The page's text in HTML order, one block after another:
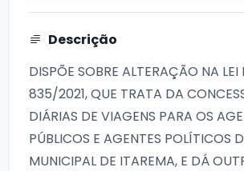
Descrição
DISPÕE SOBRE ALTERAÇÃO NA LEI
835/2021, QUE TRATA DA
DIÁRIAS DE VIAGENS PARA OS
PÚBLICOS E AGENTES POLÍTICOS
MUNICIPAL DE ITAREMA, E DÁ